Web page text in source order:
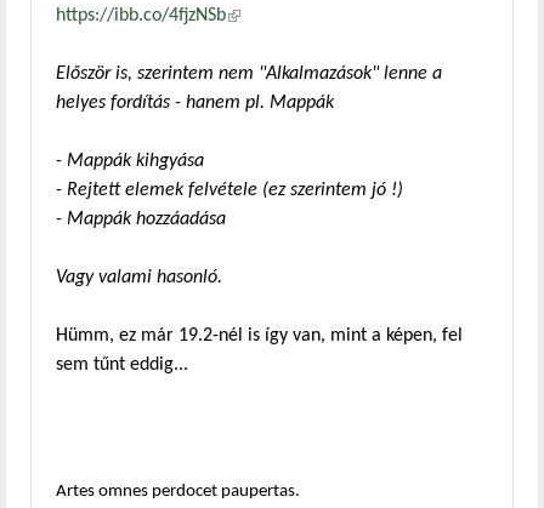
https://ibb.co/4fjzNSb(külső hivatkozás)
Először is, szerintem nem "Alkalmazások" lenne a
helyes fordítás - hanem pl. Mappák
- Mappák kihgyása
- Rejtett elemek felvétele (ez szerintem jó !)
- Mappák hozzáadása
Vagy valami hasonló.
Hümm, ez már 19.2-nél is így van, mint a képen, fel
sem tűnt eddig...
Artes omnes perdocet paupertas.